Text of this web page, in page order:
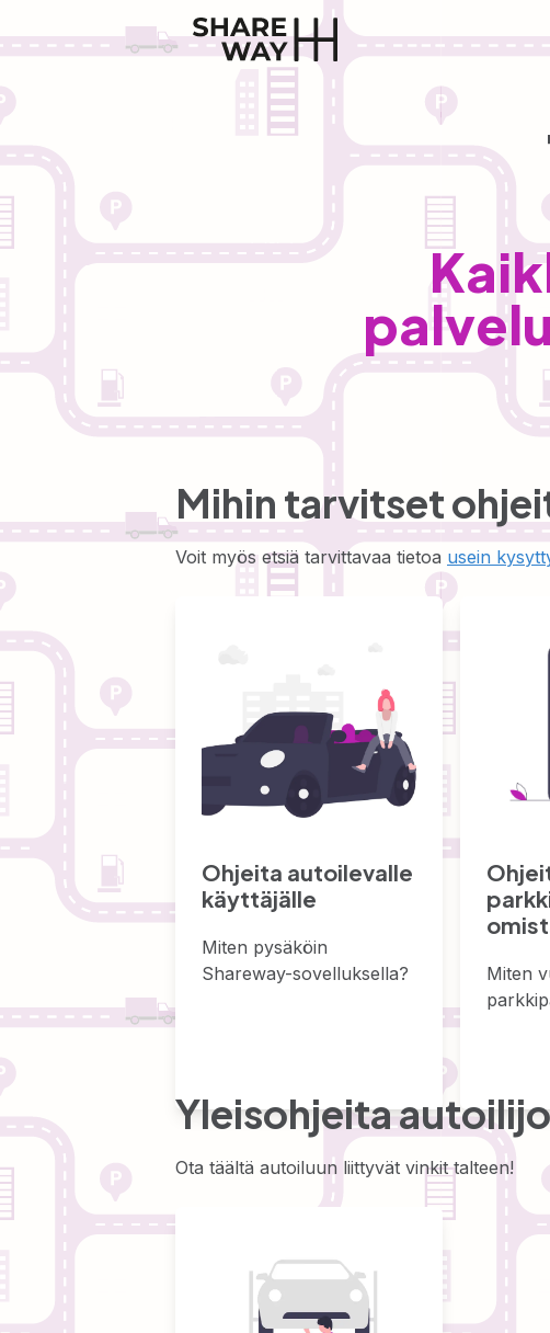
Mihin tarvitset
Voit myös etsiä tarvittavaa tietoa usein
Ohjeita autoilevalle
käyttäjälle
Miten pysäköin
Shareway-sovelluksella?
Miten
Yleisohjeita
Ota täältä autoiluun liittyvät vinkit talteen!